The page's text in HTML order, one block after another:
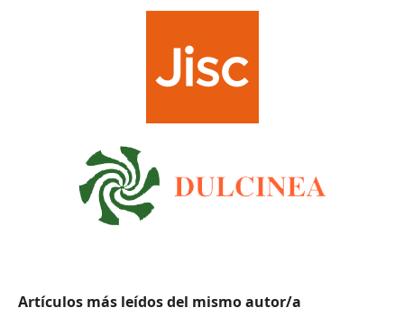
Artículos más leídos del mismo autor/a